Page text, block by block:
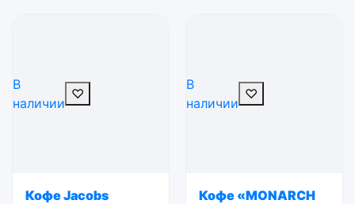
В
наличии
♡
Кофе Jacobs
В
наличии
♡
Кофе «MONARCH